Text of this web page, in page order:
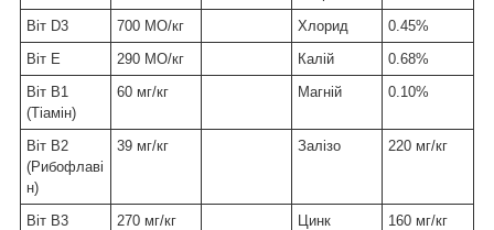
Віт D3 700 МО/кг Хлорид
0.45%
Віт E 290 МО/кг Калій
0.68%
Віт B1
(Тіамін)
60 мг/кг Магній 0.10%
Віт B2
(Рибофлаві
н)
39 мг/кг Залізо 220 мг/кг
Віт В3
270 мг/кг Цинк 160 мг/кг